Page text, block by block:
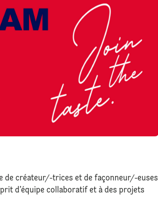
de créateur/-trices et de façonneur/-euses
d’équipe collaboratif et à des projets